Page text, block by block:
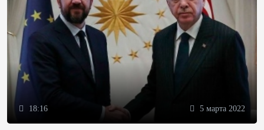
18:16 5 марта 2022